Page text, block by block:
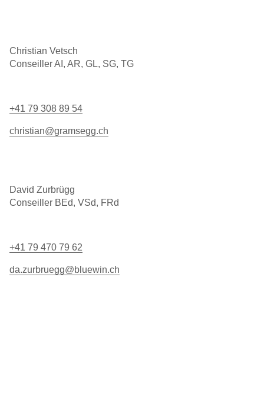
Christian Vetsch
Conseiller AI, AR, GL, SG, TG
+41 79 308 89 54
christian@gramsegg.ch
David Zurbrügg
Conseiller BEd, VSd, FRd
+41 79 470 79 62
da.zurbruegg@bluewin.ch